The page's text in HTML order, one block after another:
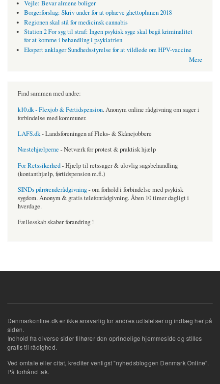
Vejle: Bevar almene boliger
Borgerforslag: Skriv under for at ophæve ghettoplanen 2018
Regionen skal stå for medicinsk cannabis
Station 2 For syg til straf: Ingen psykisk syge skal begå kriminalitet
for at komme i behandling i psykiatrien
Ekspert anklager Sundhedsstyrelse for at vildlede om HPV-vaccine
Mere
Find sammen med andre:
k10.dk - Flexjob & Førtidspension. Anonym online rådgivning om sager i
forbindelse med kommuner.
LAFS.dk- Landsforeningen af Fleks- & Skånejobbere
Næstehjælperne - Netværk for protest & praktisk hjælp
For Retssikerhed- Hjælp til retssager & ulovlig sagsbehandling
(kontanthjælp, førtidspension m.fl.)
SINDs pårørenderådgivning- om forhold i forbindelse med psykisk
sygdom. Anonym & gratis telefonrådgivning. Åben 10 timer dagligt i
hverdage.
Fællesskab skaber forandring !
Denmarkonline.dk er ikke ansvarlig for andres udtalelser og indlæg her på
siden.
Indhold fra diverse sider tilhører den oprindelige hjemmeside og stilles
gratis til rådighed.
Ved omtale eller citat, krediter venligst "nyhedsbloggen Denmark Online".
På forhånd tak.